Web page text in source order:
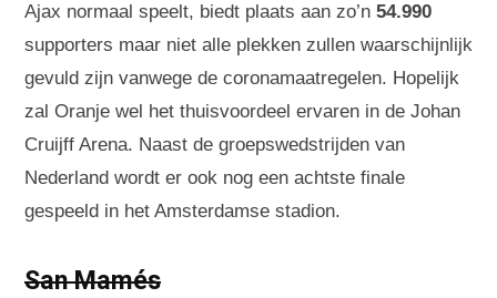
Ajax normaal speelt, biedt plaats aan zo’n 54.990
supporters maar niet alle plekken zullen waarschijnlijk
gevuld zijn vanwege de coronamaatregelen. Hopelijk
zal Oranje wel het thuisvoordeel ervaren in de Johan
Cruijff Arena. Naast de groepswedstrijden van
Nederland wordt er ook nog een achtste finale
gespeeld in het Amsterdamse stadion.
San Mamés